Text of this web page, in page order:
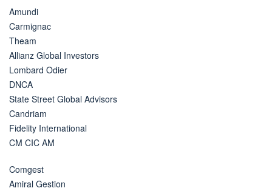
Amundi
Carmignac
Theam
Allianz Global Investors
Lombard Odier
DNCA
State Street Global Advisors
Candriam
Fidelity International
CM CIC AM
Comgest
Amiral Gestion